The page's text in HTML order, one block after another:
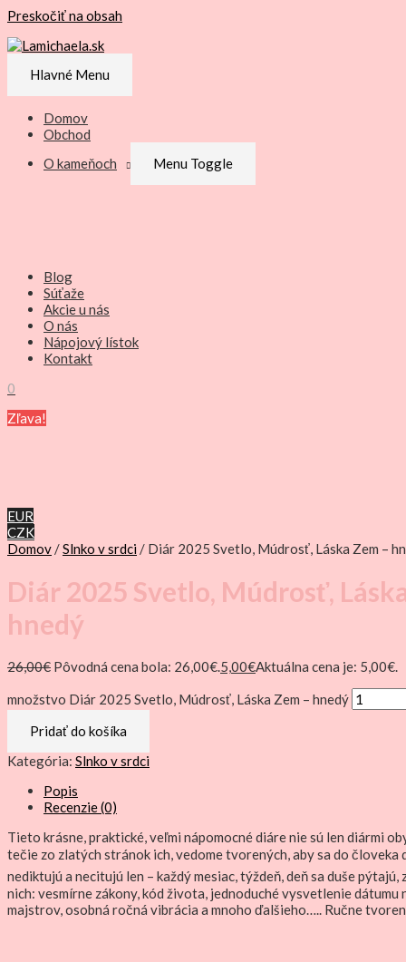
Preskočiť na obsah
Hlavné Menu
Domov
Obchod
O kameňoch
Menu Toggle
Blog
Súťaže
Akcie u nás
O nás
Nápojový lístok
Kontakt
0
Zľava!
EUR
CZK
Domov/Slnko v srdci/ Diár 2025 Svetlo, Múdrosť, Láska Zem –
Diár 2025 Svetlo, Múdrosť,
hnedý
26,00€ Pôvodná cena bola: 26,00€.5,00€Aktuálna cena je: 5,00€.
množstvo Diár 2025 Svetlo, Múdrosť, Láska Zem – hnedý
Pridať do košíka
Kategória: Slnko v srdci
Popis
Recenzie (0)
Tieto krásne, praktické, veľmi nápomocné diáre nie sú len diármi
tečie zo zlatých stránok ich, vedome tvorených, aby sa do
nediktujú a necitujú len – každý mesiac, týždeň, deň sa duše
nich: vesmírne zákony, kód života, jednoduché vysvetlenie
majstrov, osobná ročná vibrácia a mnoho ďalšieho….. Ručne